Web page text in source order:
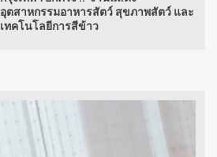
อุตสาหกรรมอาหารสัตว์ สุขภาพสัตว์ และ
เทคโนโลยีการสีข้าว